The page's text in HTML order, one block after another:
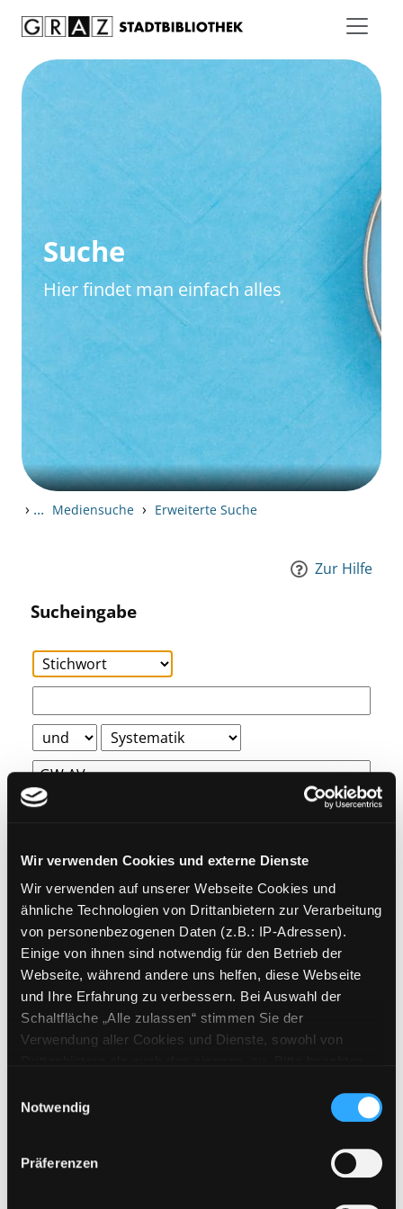
Wir verwenden Cookies und externe Dienste
Wir verwenden auf unserer Webseite Cookies und
ähnliche Technologien von Drittanbietern zur Verarbeitung
von personenbezogenen Daten (z.B.: IP-Adressen).
Einige von ihnen sind notwendig für den Betrieb der
Webseite, während andere uns helfen, diese Webseite
und Ihre Erfahrung zu verbessern. Bei Auswahl der
Schaltfläche „Alle zulassen“ stimmen Sie der
Verwendung aller Cookies und Dienste, sowohl von
Cookies von Drittanbietern, eine Verarbeitung in
unsicheren Drittländern (Länder außerhalb des EWR
ohne adäquates Datenschutzniveau) stattfinden kann. In
diesem Zusammenhang können aktuell Risiken für
Notwendig
Präferenzen
Suche
Hier findet man einfach alles
› ... Mediensuche › Erweiterte Suche
Zur Hilfe
Sucheingabe
Weitere Suchkriterien
Erwerbungen der letzten Tage
Jahr von
Medien anzeigen, die nach dem Jahr veröffentlicht
Jahr bis
Medien anzeigen, die vor dem
E-Medien
Mediengruppe